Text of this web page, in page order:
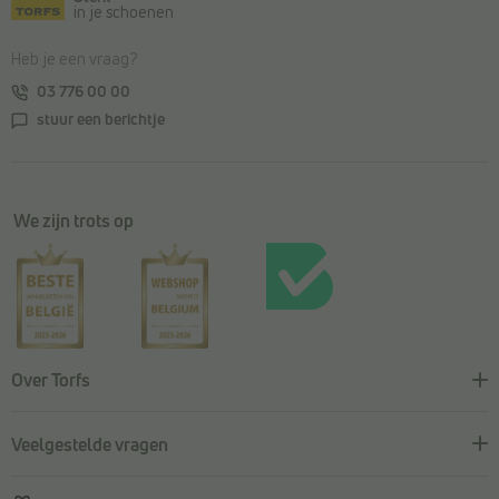
in je schoenen
Heb je een vraag?
03 776 00 00
stuur een berichtje
We zijn trots op
Over Torfs
Veelgestelde vragen